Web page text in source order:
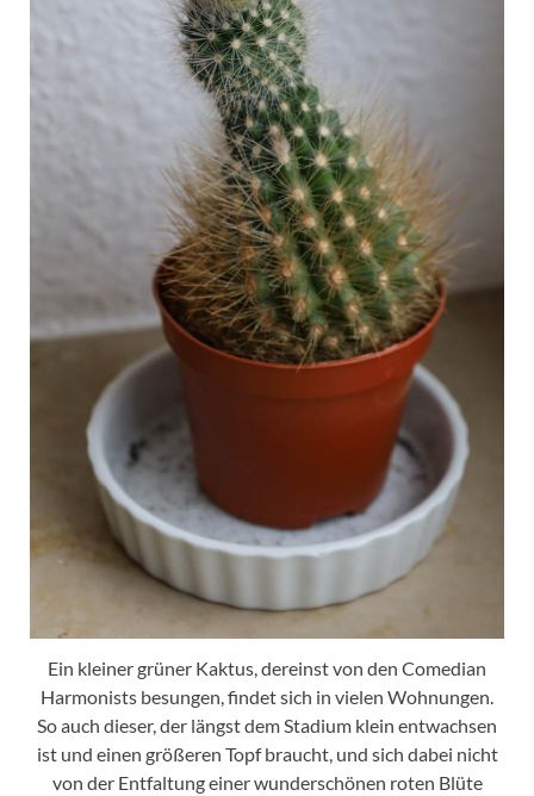
Ein kleiner grüner Kaktus, dereinst von den Comedian
Harmonists besungen, findet sich in vielen Wohnungen.
So auch dieser, der längst dem Stadium klein entwachsen
ist und einen größeren Topf braucht, und sich dabei nicht
von der Entfaltung einer wunderschönen roten Blüte